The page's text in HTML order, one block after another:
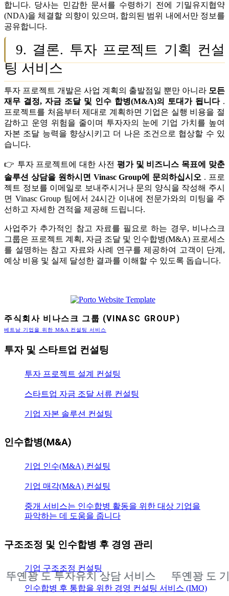
합니다. 당사는 민감한 문서를 수령하기 전에 기밀유지협약
(NDA)을 체결할 의향이 있으며, 합의된 범위 내에서만 정보를
공유합니다.
9. 결론. 투자 프로젝트 기획 컨설
팅 서비스
투자 프로젝트 개발은 사업 계획의 출발점일 뿐만 아니라 모든
재무 결정, 자금 조달 및 인수 합병(M&A)의 토대가 됩니다 .
프로젝트를 처음부터 제대로 계획하면 기업은 실행 비용을 절
감하고 운영 위험을 줄이며 투자자의 눈에 기업 가치를 높여
자본 조달 능력을 향상시키고 더 나은 조건으로 협상할 수 있
습니다.
👉 투자 프로젝트에 대한 사전 평가 및 비즈니스 목표에 맞춘
솔루션 상담을 원하시면 Vinasc Group에 문의하십시오 . 프로
젝트 정보를 이메일로 보내주시거나 문의 양식을 작성해 주시
면 Vinasc Group 팀에서 24시간 이내에 전문가와의 미팅을 주
선하고 자세한 견적을 제공해 드립니다.
사업주가 추가적인 참고 자료를 필요로 하는 경우, 비나스크
그룹은 프로젝트 계획, 자금 조달 및 인수합병(M&A) 프로세스
를 설명하는 참고 자료와 사례 연구를 제공하여 고객이 단계,
예상 비용 및 실제 달성한 결과를 이해할 수 있도록 돕습니다.
주식회사 비나스크 그룹 (VINASC GROUP)
베트남 기업을 위한 M&A 컨설팅 서비스
투자 및 스타트업 컨설팅
투자 프로젝트 설계 컨설팅
스타트업 자금 조달 서류 컨설팅
기업 자본 솔루션 컨설팅
인수합병(M&A)
기업 인수(M&A) 컨설팅
기업 매각(M&A) 컨설팅
중개 서비스는 인수합병 활동을 위한 대상 기업을
파악하는 데 도움을 줍니다
구조조정 및 인수합병 후 경영 관리
기업 구조조정 컨설팅
인수합병 후 통합을 위한 경영 컨설팅 서비스 (IMO)
투자유치 상담 서비스 뚜옌꽝 도 기업 인수